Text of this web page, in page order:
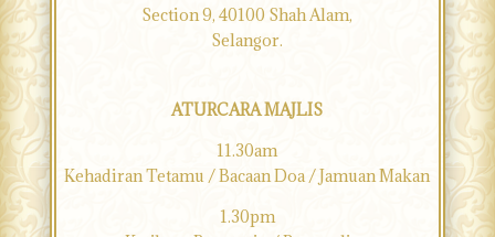
Section 9, 40100 Shah Alam,
Selangor.
ATURCARA MAJLIS
11.30am
Kehadiran Tetamu / Bacaan Doa / Jamuan Makan
1.30pm